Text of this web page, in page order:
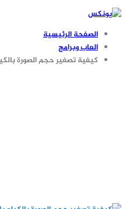
الصفحة الرئيسية
العاب وبرامج
كيفية تصغير حجم الصورة